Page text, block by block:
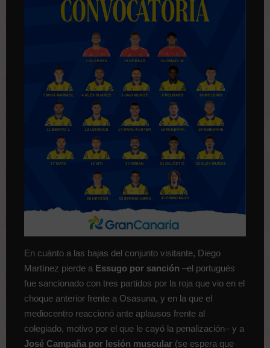
En cuánto a las bajas del conjunto visitante, Diego
Martínez pierde a Essugo por sanción –el portugués
fue sancionado con tres partidos por la roja que vio en el
choque anterior frente a Osasuna, y en la que el
mediocentro reaccionó ante aplausos frente al
colegiado, motivo por el que le cayó la penalización– y a
José Campaña por lesión muscular (se espera que